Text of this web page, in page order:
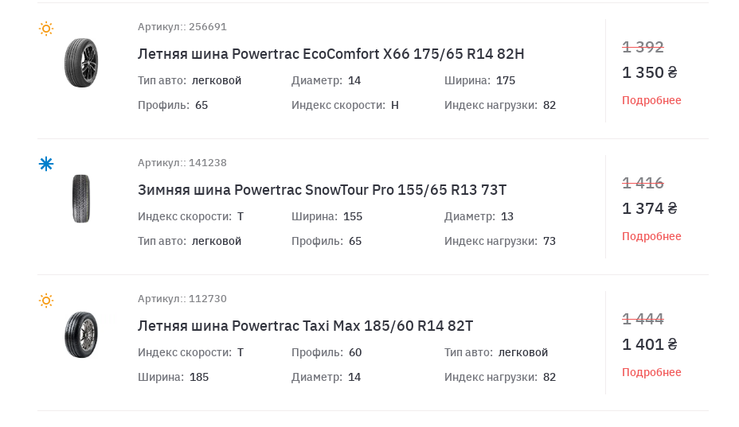
Артикул:: 256691
Летняя шина Powertrac EcoComfort X66 175/65 R14 82H
Тип авто: легковой
Профиль: 65
Диаметр: 14
Индекс скорости: H
Ширина: 175
Индекс нагрузки: 82
1 392
1 350 ₴
Подробнее
Артикул:: 141238
Зимняя шина Powertrac SnowTour Pro 155/65 R13 73T
Индекс скорости: T
Тип авто: легковой
Ширина: 155
Профиль: 65
Диаметр: 13
Индекс нагрузки: 73
1 416
1 374 ₴
Подробнее
Артикул:: 112730
Летняя шина Powertrac Taxi Max 185/60 R14 82T
Индекс скорости: T
Ширина: 185
Профиль: 60
Диаметр: 14
Тип авто: легковой
Индекс нагрузки: 82
1 444
1 401 ₴
Подробнее